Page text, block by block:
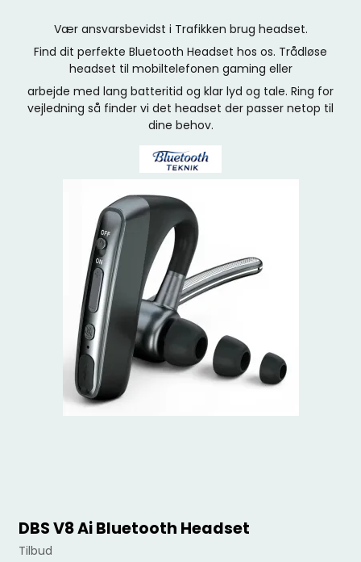
Vær ansvarsbevidst i Trafikken brug headset.
Find dit perfekte Bluetooth Headset hos os. Trådløse
headset til mobiltelefonen gaming eller
arbejde med lang batteritid og klar lyd og tale. Ring for
vejledning så finder vi det headset der passer netop til
dine behov.
DBS V8 Ai Bluetooth Headset
Tilbud